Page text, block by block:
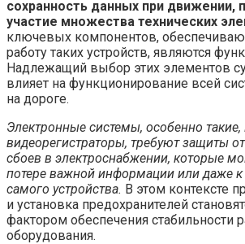
сохранность данных при движении,
участие множества технических
ключевых компонентов,
работу таких устройств, являются
Надлежащий выбор этих элементов
влияет на функционирование всей
на дороге.
Электронные системы, особенно такие,
видеорегистраторы, требуют защиты
сбоев в электроснабжении, которые
потере важной информации или даже
самого устройства. В этом контексте
и установка предохранителей
фактором обеспечения стабильности
оборудования.